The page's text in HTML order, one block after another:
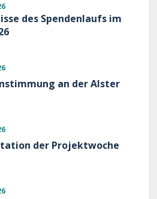
des Spendenlaufs im
an der Alster
der Projektwoche